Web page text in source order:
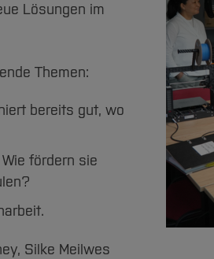
Lösungen im
Themen:
bereits gut, wo
fördern sie
Silke Meilwes